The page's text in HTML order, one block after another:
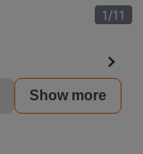
1/11
Show more